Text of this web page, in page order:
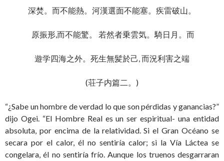
深焚。而不能熱。河漢選面不能塞。疾雷破山。
原振形,而不能驚。 若然者乗雲気。騎日月。而
遊学四海之外。死生無髪於己, 而況利害之端
(荘子内篇二。)
“¿Sabe un hombre de verdad lo que son pérdidas y ganancias?”
dijo Ogei. “El Hombre Real es un ser espiritual- una entidad
absoluta, por encima de la relatividad. Si el Gran Océano se
secara por el calor, él no sentiría calor; si la Vía Láctea se
congelara, él no sentiría frío. Aunque los truenos desgarraran